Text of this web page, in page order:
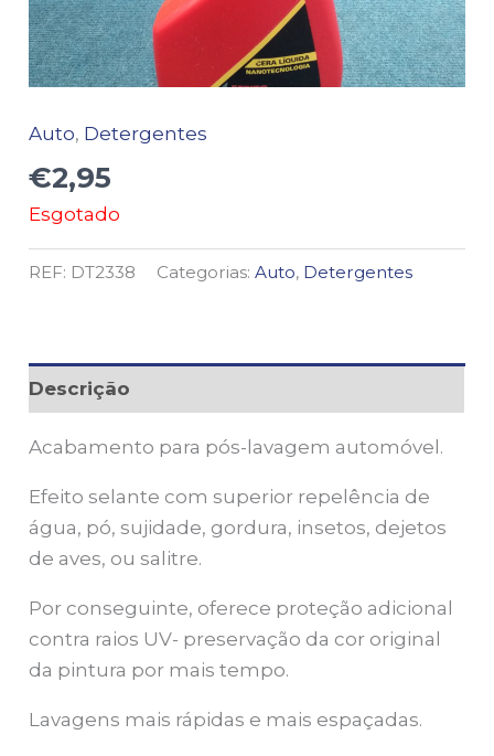
Auto, Detergentes
€2,95
Esgotado
REF: DT2338 Categorias:Auto, Detergentes
Descrição
Acabamento para pós-lavagem automóvel.
Efeito selante com superior repelência de
água, pó, sujidade, gordura, insetos, dejetos
de aves, ou salitre.
Por conseguinte, oferece proteção adicional
contra raios UV- preservação da cor original
da pintura por mais tempo.
Lavagens mais rápidas e mais espaçadas.